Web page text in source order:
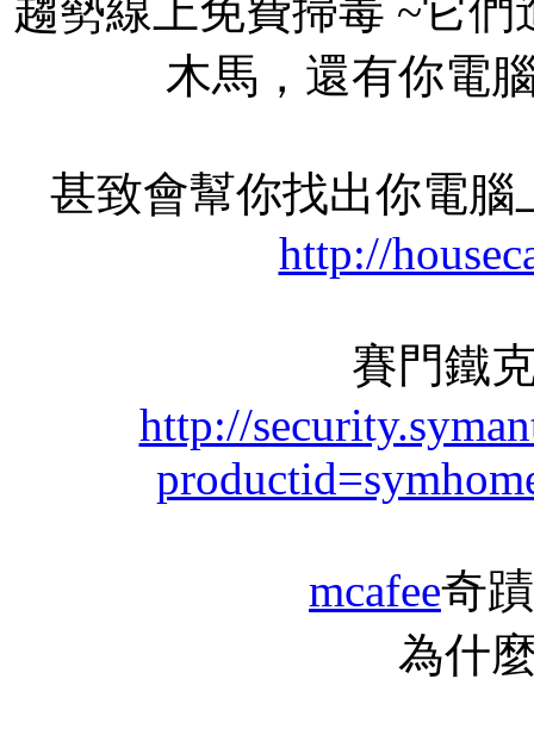
趨勢線上免費掃毒 ~它
木馬，還有你電
甚致會幫你找出你電
http://
賽門鐵
http://
mcafee奇
為什